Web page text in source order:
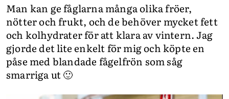
Man kan ge fåglarna många olika fröer,
nötter och frukt, och de behöver mycket fett
och kolhydrater för att klara av vintern. Jag
gjorde det lite enkelt för mig och köpte en
påse med blandade fågelfrön som såg
smarriga ut 🙂